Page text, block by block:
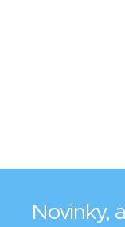
Novinky,